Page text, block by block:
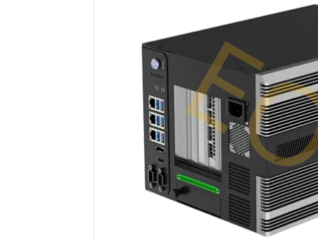
울트라 러기드 태블릿
라디오 PoC
엣지 AI 모빌리티
전면
스테
즈
차량 탑재형 컴퓨터
Windows 차량 탑재 컴퓨터
안드로이드 차량 탑재 컴퓨터
차량 탑재 컴퓨터용 태블릿
임베
박스
IoT 게
라디
견고한 로봇 컨트롤러 석유
ATEX
ATEX
셀프 서비스 키오스크
스마트 충전소